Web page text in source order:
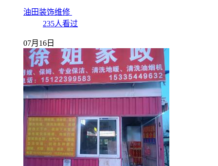
油田装饰维修
235人看过
07月16日